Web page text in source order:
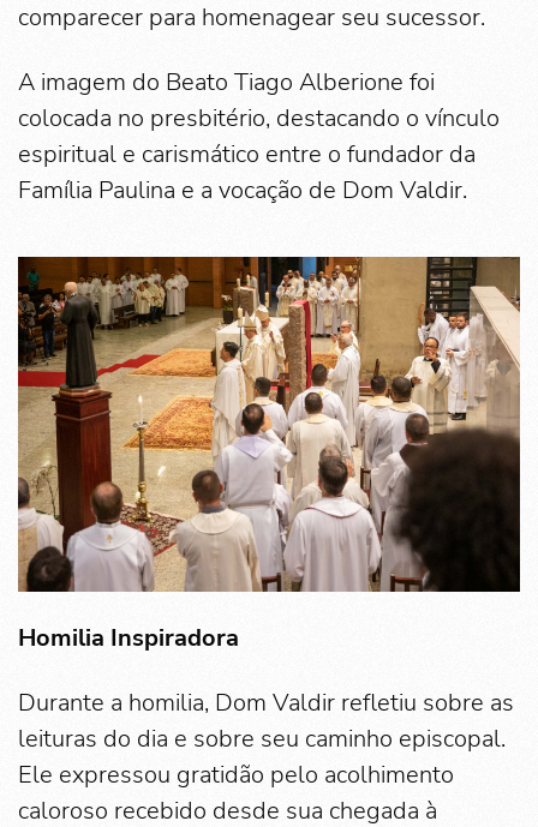
comparecer para homenagear seu sucessor.
A imagem do Beato Tiago Alberione foi
colocada no presbitério, destacando o vínculo
espiritual e carismático entre o fundador da
Família Paulina e a vocação de Dom Valdir.
Homilia Inspiradora
Durante a homilia, Dom Valdir refletiu sobre as
leituras do dia e sobre seu caminho episcopal.
Ele expressou gratidão pelo acolhimento
caloroso recebido desde sua chegada à